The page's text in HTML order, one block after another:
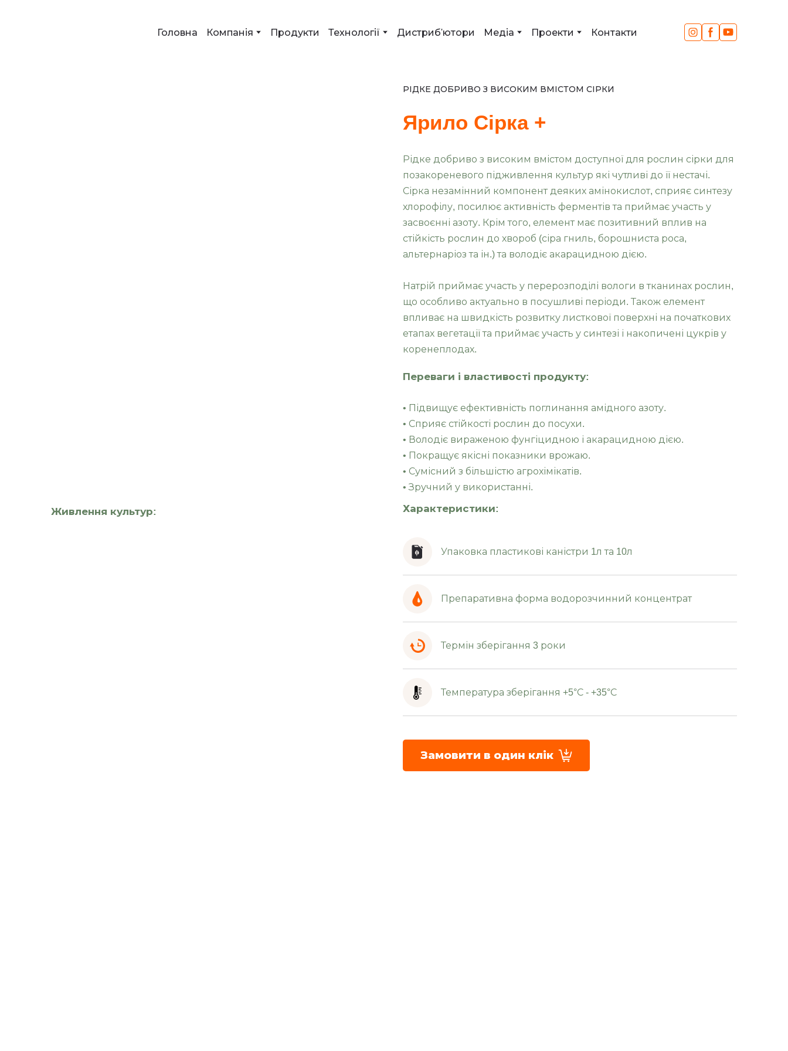
Головна Компанія Продукти Технології Дистриб'ютори Медіа Проекти Контакти
РІДКЕ ДОБРИВО З ВИСОКИМ ВМІСТОМ СІРКИ
Ярило Сірка +
Рідке добриво з високим вмістом доступної для рослин сірки для
позакореневого підживлення культур які чутливі до її нестачі.
Сірка незамінний компонент деяких амінокислот, сприяє синтезу
хлорофілу, посилює активність ферментів та приймає участь у
засвоєнні азоту. Крім того, елемент має позитивний вплив на
стійкість рослин до хвороб (сіра гниль, борошниста роса,
альтернаріоз та ін.) та володіє акарацидною дією.
Натрій приймає участь у перерозподілі вологи в тканинах рослин,
що особливо актуально в посушливі періоди. Також елемент
впливає на швидкість розвитку листкової поверхні на початкових
етапах вегетації та приймає участь у синтезі і накопичені цукрів у
коренеплодах.
Переваги і властивості продукту:
• Підвищує ефективність поглинання амідного азоту.
• Сприяє стійкості рослин до посухи.
• Володіє вираженою фунгіцидною і акарацидною дією.
• Покращує якісні показники врожаю.
• Сумісний з більшістю агрохімікатів.
• Зручний у використанні.
Живлення культур: Характеристики:
Упаковка пластикові каністри 1л та 10л
Препаративна форма водорозчинний концентрат
Термін зберігання 3 роки
Температура зберігання +5°С - +35°С
Замовити в один клік